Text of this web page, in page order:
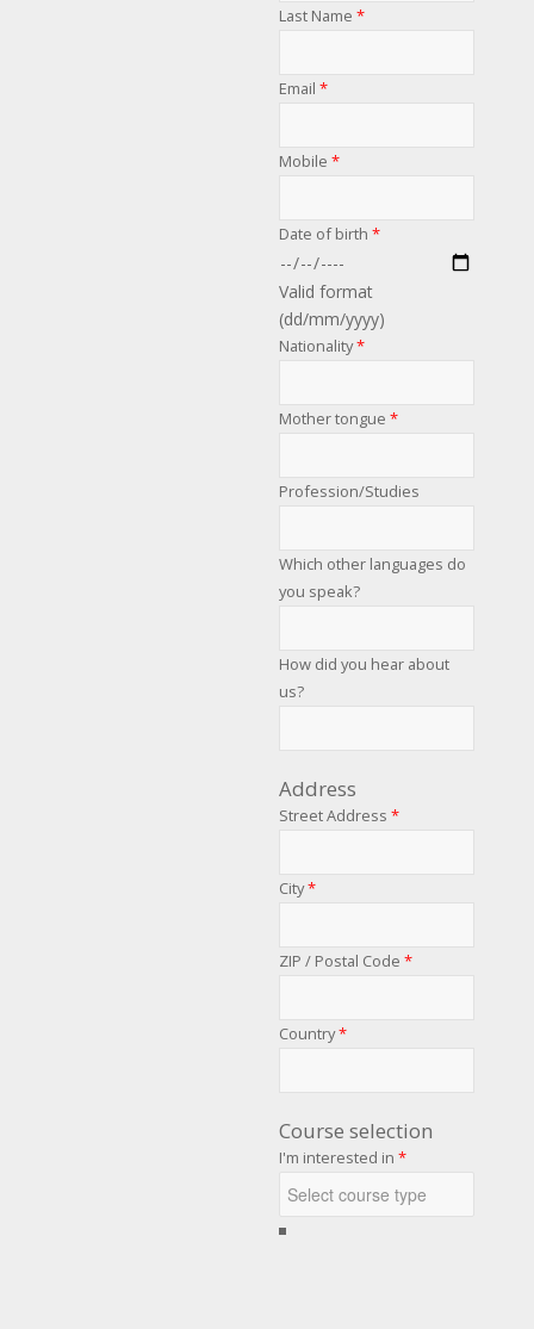
Last Name *
Email *
Mobile *
Date of birth *
Valid format
(dd/mm/yyyy)
Nationality*
Mother tongue *
Profession/Studies
Which other languages do
you speak?
How did you hear about
us?
Address
Street Address *
City*
ZIP / Postal Code *
Country*
Course selection
I'm interested in *